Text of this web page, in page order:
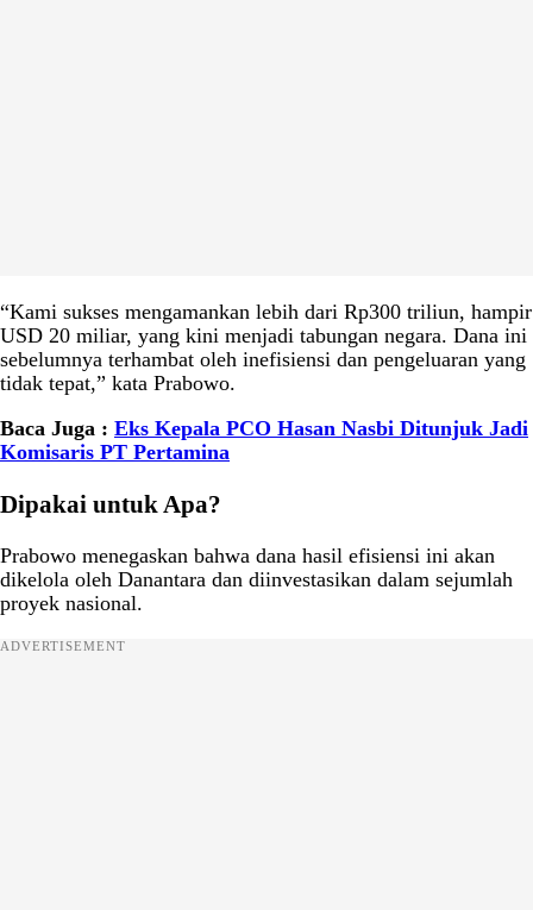
“Kami sukses mengamankan lebih dari Rp300 triliun, hampir
USD 20 miliar, yang kini menjadi tabungan negara. Dana ini
sebelumnya terhambat oleh inefisiensi dan pengeluaran yang
tidak tepat,” kata Prabowo.
Baca Juga : Eks Kepala PCO Hasan Nasbi Ditunjuk Jadi
Komisaris PT Pertamina
Dipakai untuk Apa?
Prabowo menegaskan bahwa dana hasil efisiensi ini akan
dikelola oleh Danantara dan diinvestasikan dalam sejumlah
proyek nasional.
ADVERTISEMENT